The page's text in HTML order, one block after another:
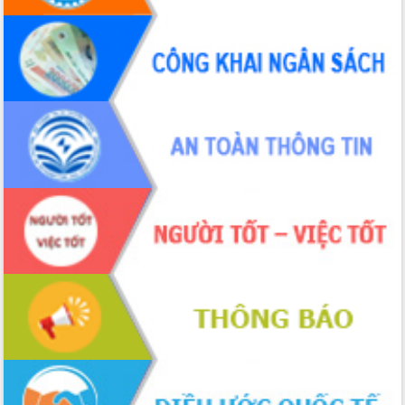
Định vị cà phê Việt Nam như một “di
sản sống” trong dòng chảy toàn cầu
Xây dựng nông thôn mới: Nâng cao đời
sống người dân từ những mô hình thiết
thực
Quyết liệt tháo gỡ vướng mắc, đẩy
nhanh tiến độ các dự án trọng điểm
trong Khu kinh tế Nam Phú Yên
Hòn Yến phát triển du lịch gắn với bảo
tồn biển
Lấy ý kiến điều chỉnh Quy hoạch tỉnh
Đắk Lắk thời kỳ 2021-2030, tầm nhìn
đến năm 2050
Phát động chiến dịch 30 ngày đêm
giải phóng mặt bằng Tuyến đường bộ
ven biển
Đắk Lắk nỗ lực thúc đẩy tăng trưởng
kinh tế từ 10% trở lên trong Quý
II/2026
Đắk Lắk ký kết thỏa thuận hợp tác về